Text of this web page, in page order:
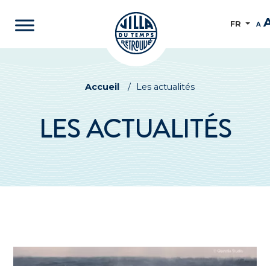
FR A
Accueil / Les actualités
LES ACTUALITÉS